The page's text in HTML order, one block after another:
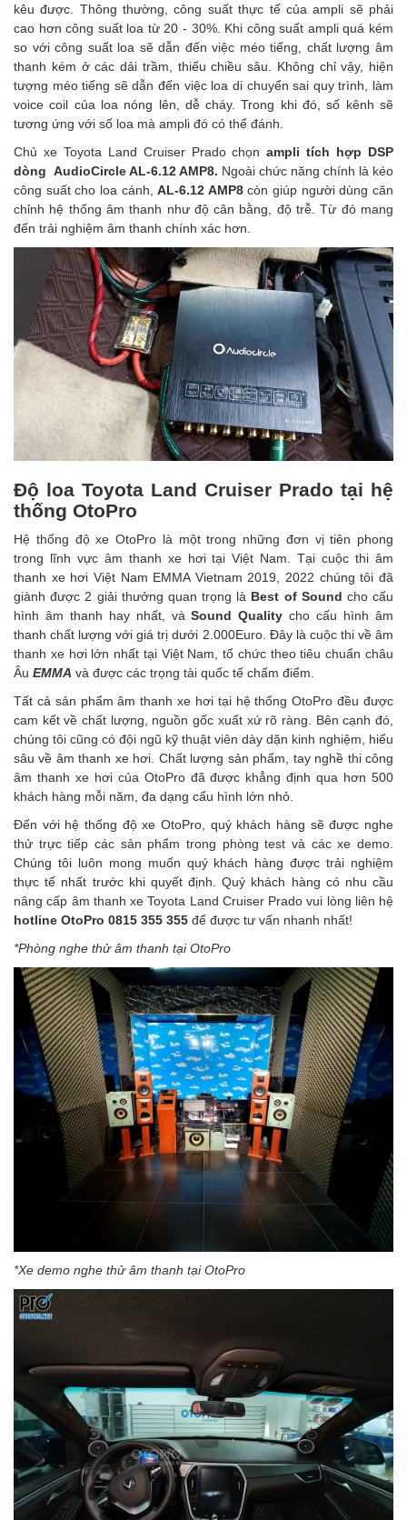
kêu được. Thông thường, công suất thực tế của ampli sẽ phải
cao hơn công suất loa từ 20 - 30%. Khi công suất ampli quá kém
so với công suất loa sẽ dẫn đến việc méo tiếng, chất lượng âm
thanh kém ở các dải trầm, thiếu chiều sâu. Không chỉ vậy, hiện
tượng méo tiếng sẽ dẫn đến việc loa di chuyển sai quy trình, làm
voice coil của loa nóng lên, dễ cháy. Trong khi đó, số kênh sẽ
tương ứng với số loa mà ampli đó có thể đánh.
Chủ xe Toyota Land Cruiser Prado chọnampli tích hợp DSP
dòng AudioCircle AL-6.12 AMP8. Ngoài chức năng chính là kéo
công suất cho loa cánh,AL-6.12 AMP8còn giúp người dùng căn
chỉnh hệ thống âm thanh như độ cân bằng, độ trễ. Từ đó mang
đến trải nghiệm âm thanh chính xác hơn.
Độ loa Toyota Land Cruiser Prado tại hệ
thống OtoPro
Hệ thống độ xe OtoPro là một trong những đơn vị tiên phong
trong lĩnh vực âm thanh xe hơi tại Việt Nam. Tại cuộc thi âm
thanh xe hơi Việt Nam EMMA Vietnam 2019, 2022 chúng tôi đã
giành được 2 giải thưởng quan trọng là Best of Sound cho cấu
hình âm thanh hay nhất, vàSound Quality cho cấu hình âm
thanh chất lượng với giá trị dưới 2.000Euro. Đây là cuộc thi về âm
thanh xe hơi lớn nhất tại Việt Nam, tổ chức theo tiêu chuẩn châu
Âu EMMA và được các trọng tài quốc tế chấm điểm.
Tất cả sản phẩm âm thanh xe hơi tại hệ thống OtoPro đều được
cam kết về chất lượng, nguồn gốc xuất xứ rõ ràng. Bên cạnh đó,
chúng tôi cũng có đội ngũ kỹ thuật viên dày dặn kinh nghiệm, hiểu
sâu về âm thanh xe hơi. Chất lượng sản phẩm, tay nghề thi công
âm thanh xe hơi của OtoPro đã được khẳng định qua hơn 500
khách hàng mỗi năm, đa dạng cấu hình lớn nhỏ.
Đến với hệ thống độ xe OtoPro, quý khách hàng sẽ được nghe
thử trực tiếp các sản phẩm trong phòng test và các xe demo.
Chúng tôi luôn mong muốn quý khách hàng được trải nghiệm
thực tế nhất trước khi quyết định. Quý khách hàng có nhu cầu
nâng cấp âm thanh xe Toyota Land Cruiser Prado vui lòng liên hệ
hotline OtoPro 0815 355 355 để được tư vấn nhanh nhất!
*Phòng nghe thử âm thanh tại OtoPro
*Xe demo nghe thử âm thanh tại OtoPro